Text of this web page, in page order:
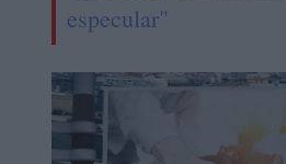
especular"